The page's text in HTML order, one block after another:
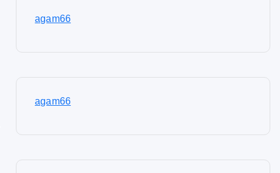
agam66
agam66